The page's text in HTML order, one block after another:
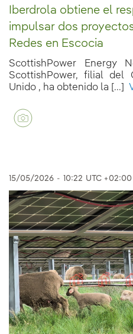
Iberdrola obtiene el
impulsar dos
Redes en Escocia
ScottishPower Energy
ScottishPower, filial del
Unido , ha obtenido la [...]
15/05/2026 - 10:22 UTC +02:00